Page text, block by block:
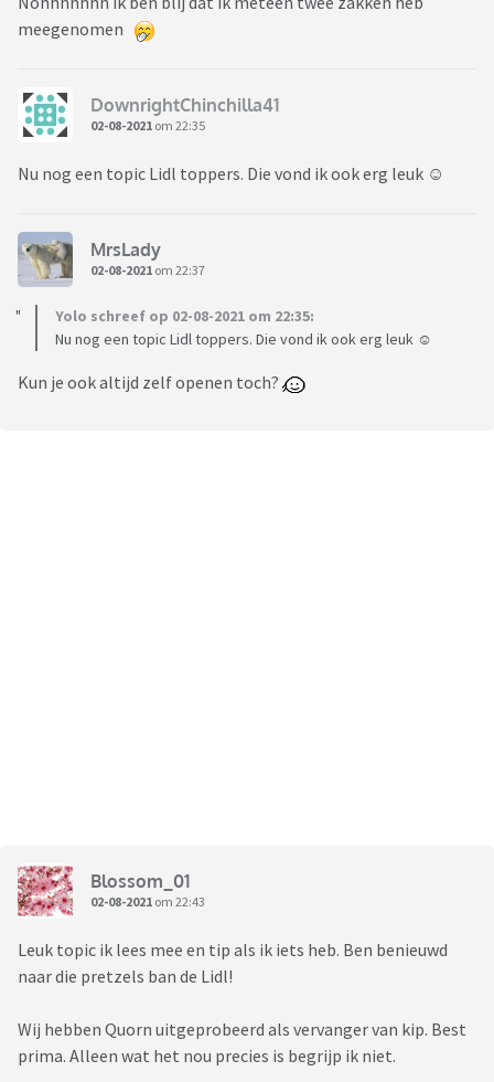
meegenomen
DownrightChinchilla41
02-08-2021 om 22:35
Nu nog een topic Lidl toppers. Die vond ik ook erg leuk ☺️
MrsLady
02-08-2021 om 22:37
Yolo schreef op 02-08-2021 om 22:35:
Nu nog een topic Lidl toppers. Die vond ik ook erg leuk ☺️
Kun je ook altijd zelf openen toch?
Blossom_01
02-08-2021 om 22:43
Leuk topic ik lees mee en tip als ik iets heb. Ben benieuwd
naar die pretzels ban de Lidl!
Wij hebben Quorn uitgeprobeerd als vervanger van kip. Best
prima. Alleen wat het nou precies is begrijp ik niet.